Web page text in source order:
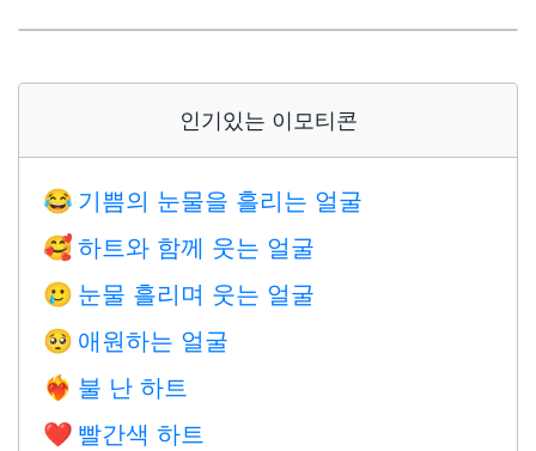
인기있는 이모티콘
😂 기쁨의 눈물을 흘리는 얼굴
🥰 하트와 함께 웃는 얼굴
🥲 눈물 흘리며 웃는 얼굴
🥺 애원하는 얼굴
❤️‍🔥 불 난 하트
❤️ 빨간색 하트